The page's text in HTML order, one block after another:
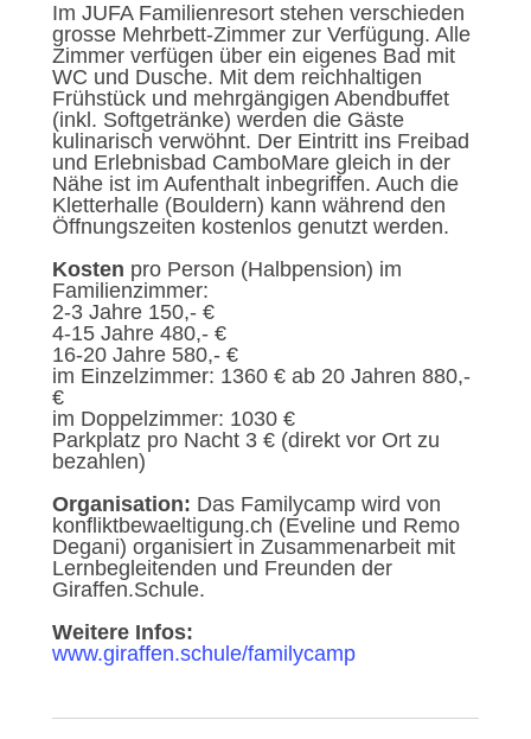
Im JUFA Familienresort stehen verschieden
grosse Mehrbett-Zimmer zur Verfügung. Alle
Zimmer verfügen über ein eigenes Bad mit
WC und Dusche. Mit dem reichhaltigen
Frühstück und mehrgängigen Abendbuffet
(inkl. Softgetränke) werden die Gäste
kulinarisch verwöhnt. Der Eintritt ins Freibad
und Erlebnisbad CamboMare gleich in der
Nähe ist im Aufenthalt inbegriffen. Auch die
Kletterhalle (Bouldern) kann während den
Öffnungszeiten kostenlos genutzt werden.
Kosten pro Person (Halbpension) im
Familienzimmer:
2-3 Jahre 150,- €
4-15 Jahre 480,- €
16-20 Jahre 580,- €
im Einzelzimmer: 1360 € ab 20 Jahren 880,-
€
im Doppelzimmer: 1030 €
Parkplatz pro Nacht 3 € (direkt vor Ort zu
bezahlen)
Organisation: Das Familycamp wird von
konfliktbewaeltigung.ch (Eveline und Remo
Degani) organisiert in Zusammenarbeit mit
Lernbegleitenden und Freunden der
Giraffen.Schule.
Weitere Infos:
www.giraffen.schule/familycamp